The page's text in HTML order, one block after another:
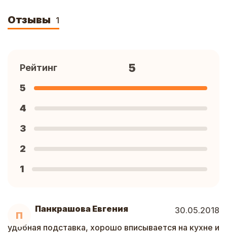
Отзывы 1
П
Панкрашова Евгения
30.05.2018
удобная подставка, хорошо вписывается на кухне и
Рейтинг 5
5
4
3
2
1